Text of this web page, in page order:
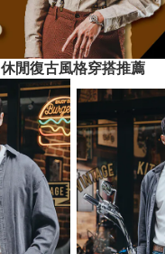
休閒復古風格穿搭推薦